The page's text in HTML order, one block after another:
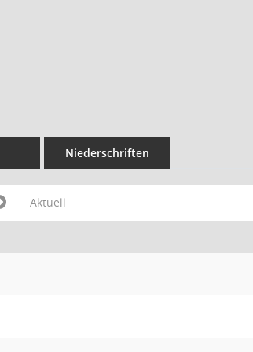
Niederschriften
Aktuell